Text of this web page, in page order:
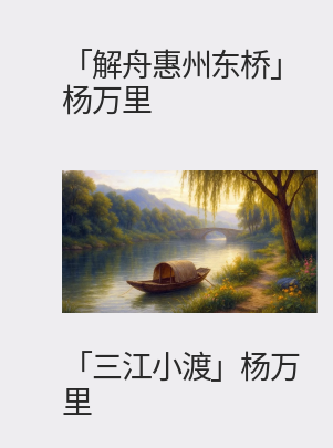
「解舟惠州东桥」
杨万里
「三江小渡」杨万
里